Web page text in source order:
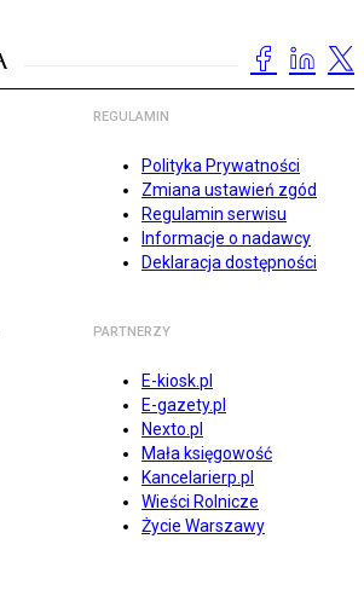
REGULAMIN
Polityka Prywatności
Zmiana ustawień zgód
Regulamin serwisu
Informacje o nadawcy
Deklaracja dostępności
PARTNERZY
E-kiosk.pl
E-gazety.pl
Nexto.pl
Mała księgowość
Kancelarierp.pl
Wieści Rolnicze
Życie Warszawy